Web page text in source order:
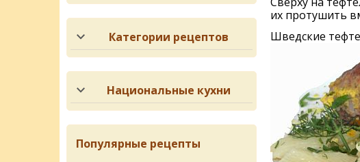
их протушить
Шведские
Категории рецептов
Национальные кухни
Популярные рецепты